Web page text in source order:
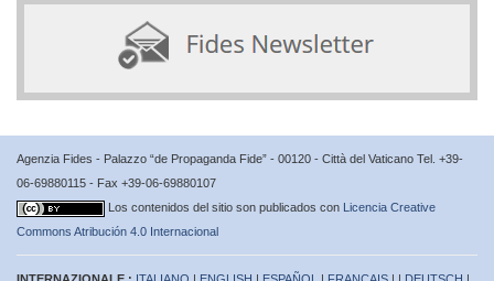
Agenzia Fides - Palazzo “de Propaganda Fide” - 00120 - Città del Vaticano Tel. +39-
06-69880115 - Fax +39-06-69880107
Los contenidos del sitio son publicados con Licencia Creative
Commons Atribución 4.0 Internacional